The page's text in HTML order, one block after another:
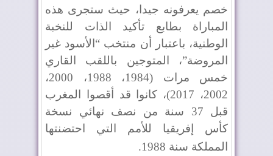
خصم يعرفونه جيدا، حيث ستجرى هذه
المباراة بطابع تأكيد الذات للنخبة
الوطنية، باعتبار أن منتخب “الأسود غير
المروضة”، المتوجين باللقب القاري
خمس مرات (1984، 1988، 2000،
2002، 2017)، كانوا قد أقصوا المغرب
قبل 37 سنة من نصف نهائي نسخة
كأس إفريقيا للأمم التي احتضنتها
المملكة سنة 1988
.